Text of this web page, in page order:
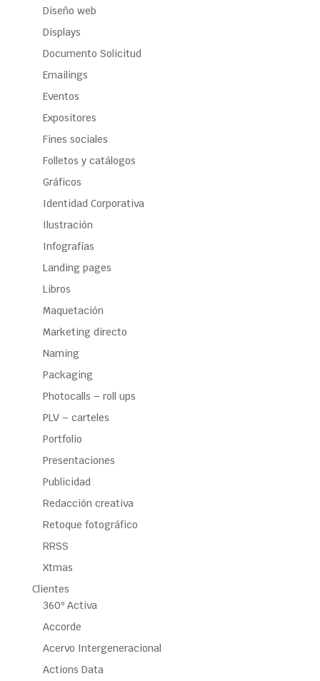
Diseño web
Displays
Documento Solicitud
Emailings
Eventos
Expositores
Fines sociales
Folletos y catálogos
Gráficos
Identidad Corporativa
Ilustración
Infografías
Landing pages
Libros
Maquetación
Marketing directo
Naming
Packaging
Photocalls – roll ups
PLV – carteles
Portfolio
Presentaciones
Publicidad
Redacción creativa
Retoque fotográfico
RRSS
Xtmas
Clientes
360º Activa
Accorde
Acervo Intergeneracional
Actions Data